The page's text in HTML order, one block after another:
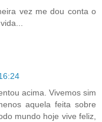
vez me dou conta o
acima. Vivemos sim
aquela feita sobre
mundo hoje vive feliz,